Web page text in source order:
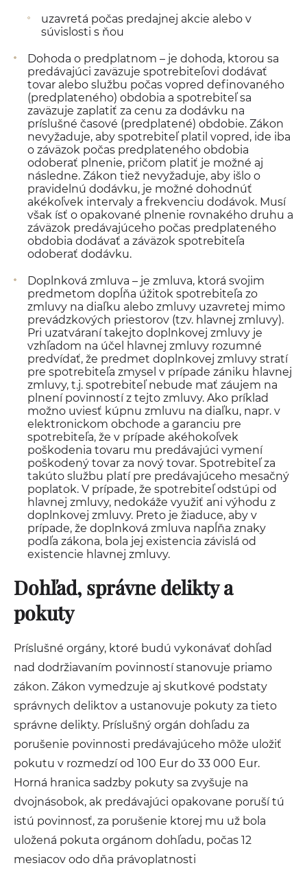
uzavretá počas predajnej akcie alebo v
súvislosti s ňou
Dohoda o predplatnom – je dohoda, ktorou sa
predávajúci zaväzuje spotrebiteľovi dodávať
tovar alebo službu počas vopred definovaného
(predplateného) obdobia a spotrebiteľ sa
zaväzuje zaplatiť za cenu za dodávku na
príslušné časové (predplatené) obdobie. Zákon
nevyžaduje, aby spotrebiteľ platil vopred, ide iba
o záväzok počas predplateného obdobia
odoberať plnenie, pričom platiť je možné aj
následne. Zákon tiež nevyžaduje, aby išlo o
pravidelnú dodávku, je možné dohodnúť
akékoľvek intervaly a frekvenciu dodávok. Musí
však ísť o opakované plnenie rovnakého druhu a
záväzok predávajúceho počas predplateného
obdobia dodávať a záväzok spotrebiteľa
odoberať dodávku.
Doplnková zmluva – je zmluva, ktorá svojim
predmetom dopĺňa úžitok spotrebiteľa zo
zmluvy na diaľku alebo zmluvy uzavretej mimo
prevádzkových priestorov (tzv. hlavnej zmluvy).
Pri uzatváraní takejto doplnkovej zmluvy je
vzhľadom na účel hlavnej zmluvy rozumné
predvídať, že predmet doplnkovej zmluvy stratí
pre spotrebiteľa zmysel v prípade zániku hlavnej
zmluvy, t.j. spotrebiteľ nebude mať záujem na
plnení povinností z tejto zmluvy. Ako príklad
možno uviesť kúpnu zmluvu na diaľku, napr. v
elektronickom obchode a garanciu pre
spotrebiteľa, že v prípade akéhokoľvek
poškodenia tovaru mu predávajúci vymení
poškodený tovar za nový tovar. Spotrebiteľ za
takúto službu platí pre predávajúceho mesačný
poplatok. V prípade, že spotrebiteľ odstúpi od
hlavnej zmluvy, nedokáže využiť ani výhodu z
doplnkovej zmluvy. Preto je žiaduce, aby v
prípade, že doplnková zmluva napĺňa znaky
podľa zákona, bola jej existencia závislá od
existencie hlavnej zmluvy.
Dohľad, správne delikty a
pokuty
Príslušné orgány, ktoré budú vykonávať dohľad
nad dodržiavaním povinností stanovuje priamo
zákon. Zákon vymedzuje aj skutkové podstaty
správnych deliktov a ustanovuje pokuty za tieto
správne delikty. Príslušný orgán dohľadu za
porušenie povinnosti predávajúceho môže uložiť
pokutu v rozmedzí od 100 Eur do 33 000 Eur.
Horná hranica sadzby pokuty sa zvyšuje na
dvojnásobok, ak predávajúci opakovane poruší tú
istú povinnosť, za porušenie ktorej mu už bola
uložená pokuta orgánom dohľadu, počas 12
mesiacov odo dňa právoplatnosti